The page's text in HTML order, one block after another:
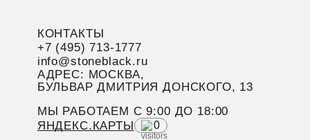
КОНТАКТЫ
+7 (495) 713-1777
info@stoneblack.ru
АДРЕС: МОСКВА,
БУЛЬВАР ДМИТРИЯ ДОНСКОГО, 13
МЫ РАБОТАЕМ C 9:00 ДО 18:00
ЯНДЕКС.КАРТЫ
0